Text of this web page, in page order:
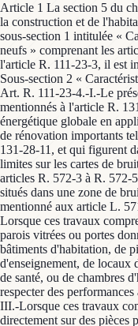
Article 1 La section 5 du
la construction et de
sous-section 1 intitulée «
neufs » comprenant les
l'article R. 111-23-3, il est
Sous-section 2 «
Art. R. 111-23-4.-I.-Le
mentionnés à l'article R.
énergétique globale en
de rénovation importants
131-28-11, et qui figurent
limites sur les cartes de
articles R. 572-3 à R. 572-
situés dans une zone de
mentionné aux article L.
Lorsque ces travaux
parois vitrées ou portes
bâtiments d'habitation, de
d'enseignement, de locaux
de santé, ou de chambres
respecter des
III.-Lorsque ces travaux
directement sur des pièces